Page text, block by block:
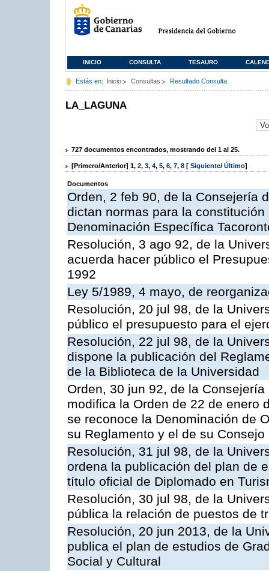
INICIO CONSULTA TESAURO
Estás en: Inicio Consultas Resultado Consulta
LA_LAGUNA
727 documentos encontrados, mostrando del 1 al 25.
[Primero/Anterior] 1, 2, 3, 4, 5, 6, 7, 8 [ Siguiente/ Último]
Documentos
Orden, 2 feb 90, de la Consejería
dictan normas para la
Denominación Específica
Resolución, 3 ago 92, de la
acuerda hacer público el
1992
Ley 5/1989, 4 mayo, de
Resolución, 20 jul 98, de la
público el presupuesto para el
Resolución, 22 jul 98, de la
dispone la publicación del
de la Biblioteca de la Universidad
Orden, 30 jun 92, de la
modifica la Orden de 22 de enero
se reconoce la Denominación de
su Reglamento y el de su Consejo
Resolución, 31 jul 98, de la
ordena la publicación del plan de
título oficial de Diplomado en
Resolución, 30 jul 98, de la
pública la relación de puestos de
Resolución, 20 jun 2013, de la
publica el plan de estudios de
Social y Cultural